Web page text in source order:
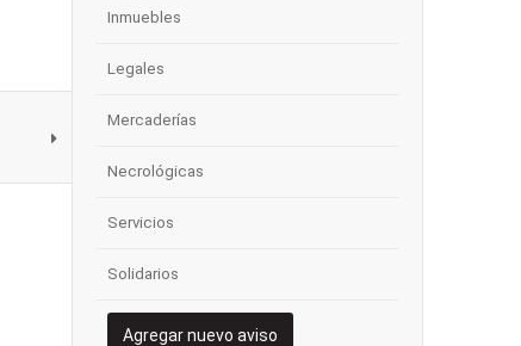
Inmuebles
Legales
Mercaderías
Necrológicas
Servicios
Solidarios
Agregar nuevo aviso